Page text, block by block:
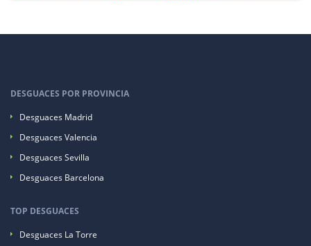
DESGUACES POR PROVINCIA
Desguaces Madrid
Desguaces Valencia
Desguaces Sevilla
Desguaces Barcelona
TOP DESGUACES
Desguaces La Torre